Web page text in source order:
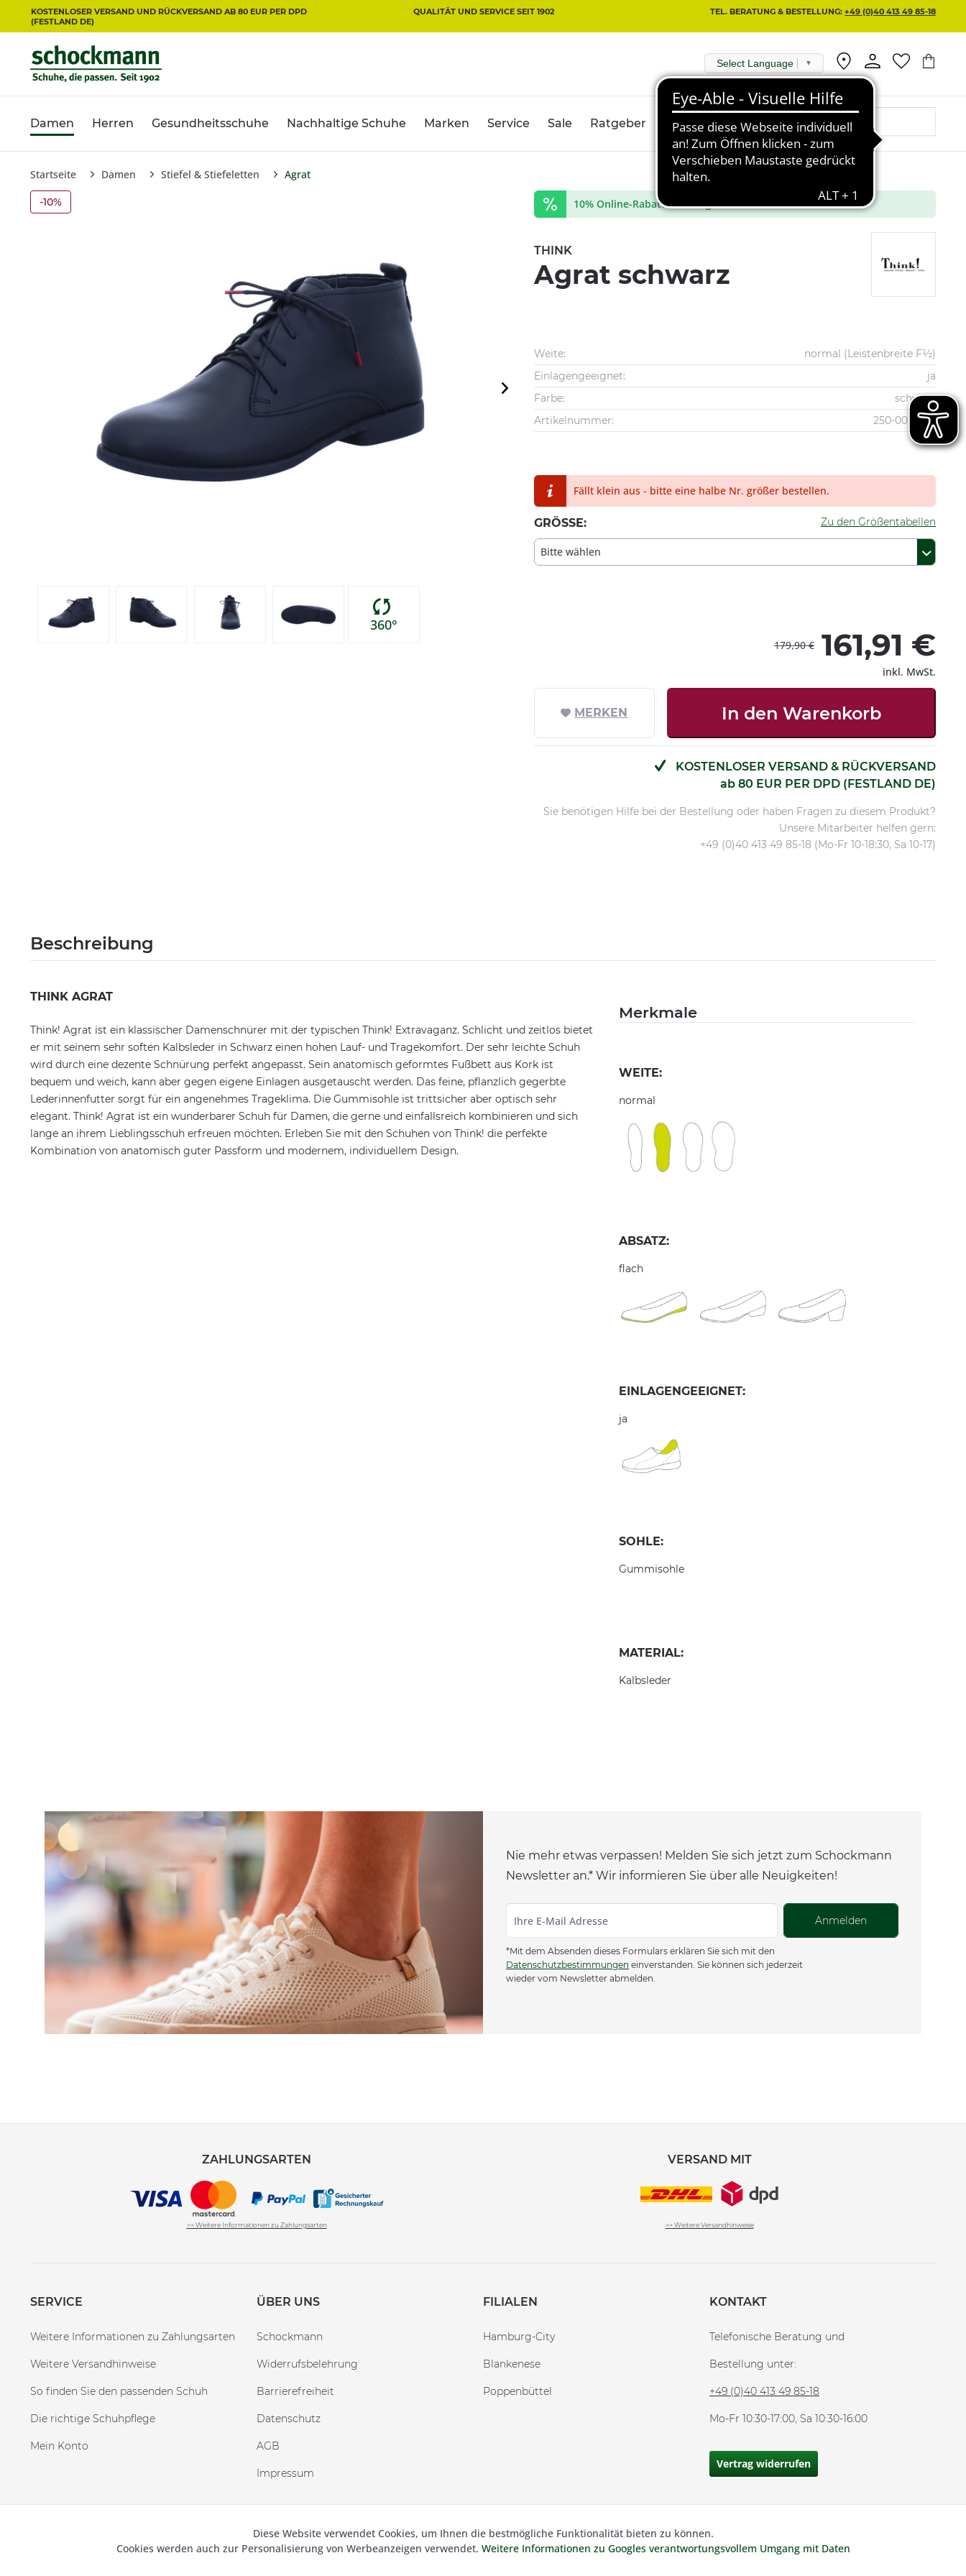
KOSTENLOSER VERSAND UND RÜCKVERSAND AB 80 EUR PER DPD
(FESTLAND DE)
QUALITÄT UND SERVICE SEIT 1902 TEL. BERATUNG & BESTELLUNG: +49 (0)40 413 49 85-18
Select Language ▼
Damen Herren Gesundheitsschuhe Nachhaltige Schuhe Marken Service Sale Ratgeber
Startseite Damen Stiefel & Stiefeletten Agrat
-10%
360°
10% Online-Rabatt aus ausgewählte Marken
THINK
Agrat schwarz
Weite:
normal (Leistenbreite F½)
Einlagengeeignet:
ja
Farbe:
schwarz
Artikelnummer:
250-00-0933
Fällt klein aus - bitte eine halbe Nr. größer bestellen.
GRÖSSE: Zu den Größentabellen
Bitte wählen
161,91 €
179,90 €
inkl. MwSt.
MERKEN In den Warenkorb
KOSTENLOSER VERSAND & RÜCKVERSAND
ab 80 EUR PER DPD (FESTLAND DE)
Sie benötigen Hilfe bei der Bestellung oder haben Fragen zu diesem Produkt?
Unsere Mitarbeiter helfen gern:
+49 (0)40 413 49 85-18 (Mo-Fr 10-18:30, Sa 10-17)
Beschreibung
THINK AGRAT
Think! Agrat ist ein klassischer Damenschnürer mit der typischen Think! Extravaganz. Schlicht und zeitlos bietet
er mit seinem sehr soften Kalbsleder in Schwarz einen hohen Lauf- und Tragekomfort. Der sehr leichte Schuh
wird durch eine dezente Schnürung perfekt angepasst. Sein anatomisch geformtes Fußbett aus Kork ist
bequem und weich, kann aber gegen eigene Einlagen ausgetauscht werden. Das feine, pflanzlich gegerbte
Lederinnenfutter sorgt für ein angenehmes Trageklima. Die Gummisohle ist trittsicher aber optisch sehr
elegant. Think! Agrat ist ein wunderbarer Schuh für Damen, die gerne und einfallsreich kombinieren und sich
lange an ihrem Lieblingsschuh erfreuen möchten. Erleben Sie mit den Schuhen von Think! die perfekte
Kombination von anatomisch guter Passform und modernem, individuellem Design.
Merkmale
WEITE:
normal
ABSATZ:
flach
EINLAGENGEEIGNET:
ja
SOHLE:
Gummisohle
MATERIAL:
Kalbsleder
Nie mehr etwas verpassen! Melden Sie sich jetzt zum Schockmann
Newsletter an.* Wir informieren Sie über alle Neuigkeiten!
Anmelden
*Mit dem Absenden dieses Formulars erklären Sie sich mit den
Datenschutzbestimmungen einverstanden. Sie können sich jederzeit
wieder vom Newsletter abmelden.
ZAHLUNGSARTEN
>> Weitere Informationen zu Zahlungsarten
VERSAND MIT
>> Weitere Versandhinweise
SERVICE
Weitere Informationen zu Zahlungsarten
Weitere Versandhinweise
So finden Sie den passenden Schuh
Die richtige Schuhpflege
Mein Konto
ÜBER UNS
Schockmann
Widerrufsbelehrung
Barrierefreiheit
Datenschutz
AGB
Impressum
FILIALEN
Blankenese
Hamburg-City
Poppenbüttel
KONTAKT
Telefonische Beratung und
Bestellung unter:
+49 (0)40 413 49 85-18
Mo-Fr 10:30-17:00, Sa 10:30-16:00
Vertrag widerrufen
© 2019 Besser Gehen Schockmann GmbH. Alle Preise inkl. der gesetzl. MwSt und zzgl.
Diese Website verwendet Cookies, um Ihnen die bestmögliche Funktionalität bieten zu können.
Cookies werden auch zur Personalisierung von Werbeanzeigen verwendet. Weitere Informationen zu Googles verantwortungsvollem Umgang mit Daten